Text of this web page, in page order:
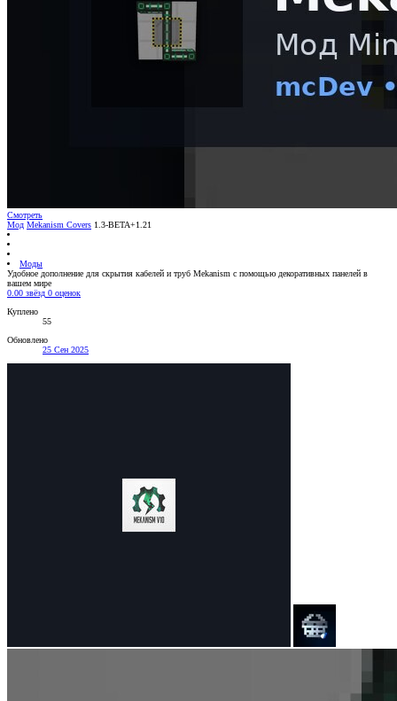
Смотреть
Мод Mekanism Covers 1.3-BETA+1.21
Моды
Удобное дополнение для скрытия кабелей и труб Mekanism с помощью декоративных панелей в
вашем мире
0.00 звёзд 0 оценок
Куплено
55
Обновлено
25 Сен 2025